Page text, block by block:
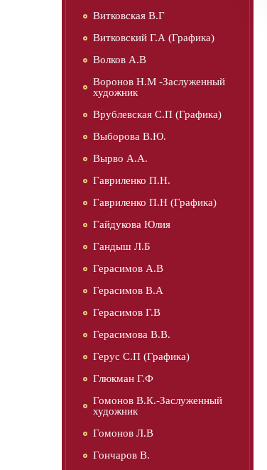
Витковская В.Г
Витковский Г.А (Графика)
Волков А.В
Воронов Н.М -Заслуженный
художник
Врублевская С.П (Графика)
Выборова В.Ю.
Вырво А.А.
Гавриленко П.Н.
Гавриленко П.Н (Графика)
Гайдукова Юлия
Гандыш Л.Б
Герасимов А.В
Герасимов В.А
Герасимов Г.В
Герасимова В.В.
Герус С.П (Графика)
Глюкман Г.Ф
Гомонов В.К.-Заслуженный
художник
Гомонов Л.В
Гончаров В.